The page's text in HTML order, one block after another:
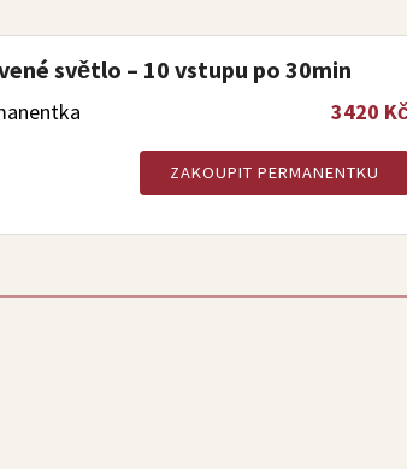
světlo – 10 vstupu po 30min
3420
ZAKOUPIT PERMANENTKU